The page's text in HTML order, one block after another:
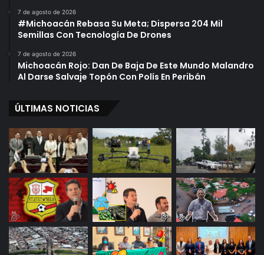
7 de agosto de 2026
#Michoacán Rebasa Su Meta; Dispersa 204 Mil
Semillas Con Tecnología De Drones
7 de agosto de 2026
Michoacán Rojo: Dan De Baja De Este Mundo Malandro
Al Darse Salvaje Topón Con Polís En Peribán
ÚLTIMAS NOTICIAS